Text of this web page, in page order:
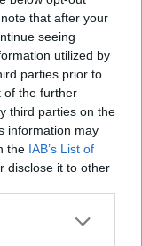
that after your
seeing
utilized by
parties prior to
of the further
third parties on the
information may
the IAB’s List of
disclose it to other
or more Google
ταμειακών
μήνες του 2024.